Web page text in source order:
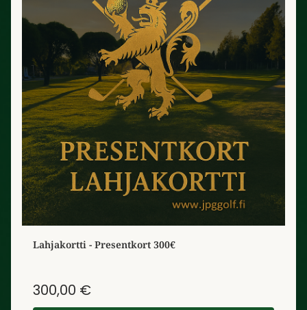
Lahjakortti - Presentkort 300€
300,00 €